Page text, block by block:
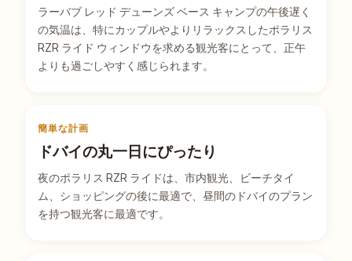
ラーバブ レッド デューンズ ベース キャンプの午後遅く
の気温は、特にカップルやよりリラックスしたポラリス
RZR ライド ウィンドウを求める観光客にとって、正午
よりも過ごしやすく感じられます。
簡単な計画
ドバイの丸一日にぴったり
夜のポラリス RZR ライドは、市内観光、ビーチタイ
ム、ショッピングの後に最適で、昼間のドバイのプラン
を持つ観光客に最適です。